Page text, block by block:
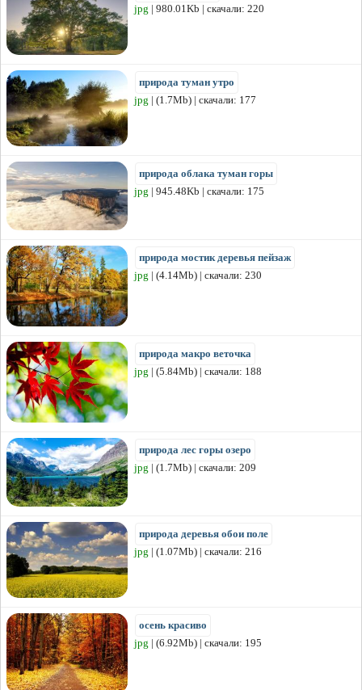
jpg | 980.01Kb | скачали: 220
природа туман утро
jpg | (1.7Mb) | скачали: 177
природа облака туман горы
jpg | 945.48Kb | скачали: 175
природа мостик деревья пейзаж
jpg | (4.14Mb) | скачали: 230
природа макро веточка
jpg | (5.84Mb) | скачали: 188
природа лес горы озеро
jpg | (1.7Mb) | скачали: 209
природа деревья обои поле
jpg | (1.07Mb) | скачали: 216
осень красиво
jpg | (6.92Mb) | скачали: 195